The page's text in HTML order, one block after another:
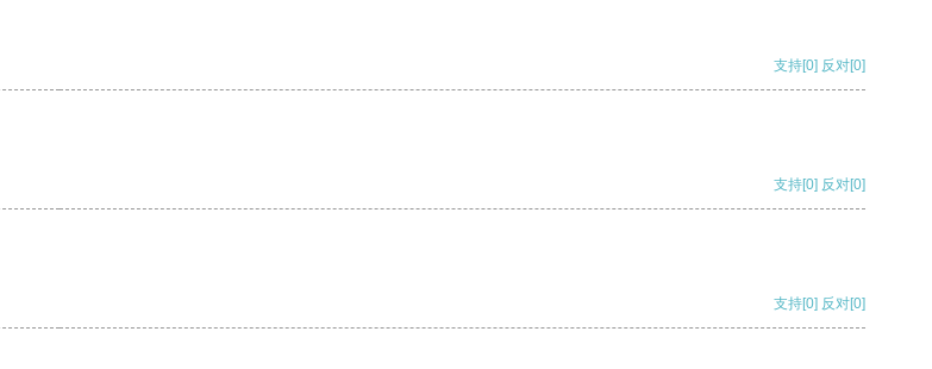
支持[0] 反对[0]
支持[0] 反对[0]
支持[0] 反对[0]